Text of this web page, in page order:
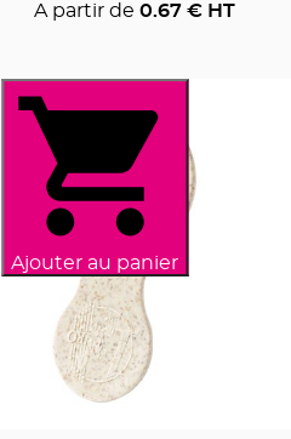
A partir de 0.67€ HT
Ajouter au panier